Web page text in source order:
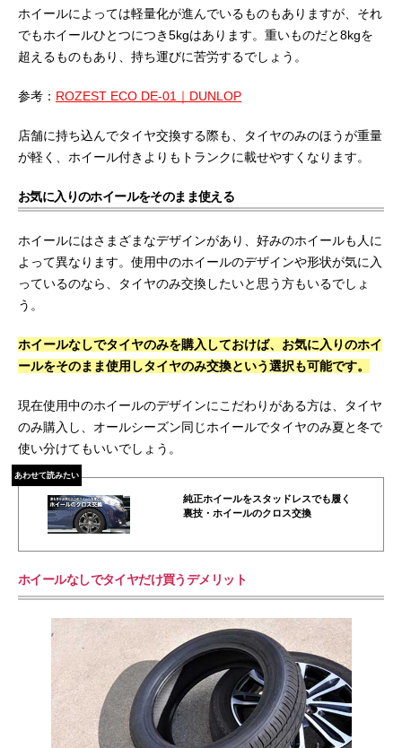
ホイールによっては軽量化が進んでいるものもありますが、それ
でもホイールひとつにつき5kgはあります。重いものだと8kgを
超えるものもあり、持ち運びに苦労するでしょう。
参考： ROZEST ECO DE-01｜DUNLOP
店舗に持ち込んでタイヤ交換する際も、タイヤのみのほうが重量
が軽く、ホイール付きよりもトランクに載せやすくなります。
お気に入りのホイールをそのまま使える
ホイールにはさまざまなデザインがあり、好みのホイールも人に
よって異なります。使用中のホイールのデザインや形状が気に入
っているのなら、タイヤのみ交換したいと思う方もいるでしょ
う。
ホイールなしでタイヤのみを購入しておけば、お気に入りのホイ
ールをそのまま使用しタイヤのみ交換という選択も可能です。
現在使用中のホイールのデザインにこだわりがある方は、タイヤ
のみ購入し、オールシーズン同じホイールでタイヤのみ夏と冬で
使い分けてもいいでしょう。
あわせて読みたい
純正ホイールをスタッドレスでも履く
裏技・ホイールのクロス交換
ホイールなしでタイヤだけ買うデメリット